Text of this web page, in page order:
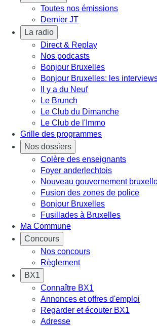
Toutes nos émissions
Dernier JT
La radio
Direct & Replay
Nos podcasts
Bonjour Bruxelles
Bonjour Bruxelles: les
Il y a du Neuf
Le Brunch
Le Club du Dimanche
Le Club de l'Immo
Grille des programmes
Nos dossiers
Colère des enseignants
Foyer anderlechtois
Nouveau gouvernement
Fusion des zones de police
Bonjour Bruxelles
Fusillades à Bruxelles
Ma Commune
Concours
Nos concours
Règlement
BX1
Connaître BX1
Annonces et offres d'emploi
Regarder et écouter BX1
Adresse